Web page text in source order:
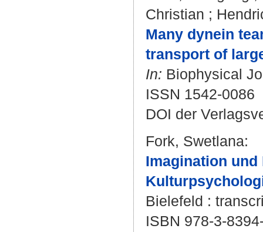
Christian ;
Many dynein
transport of
In: Biophysical
ISSN 1542-0086
DOI der
Fork, Swetlana:
Imagination
Bielefeld :
ISBN 978-3-